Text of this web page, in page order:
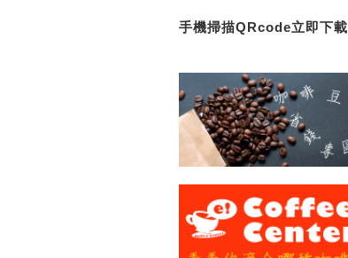
手機掃描QRcode立即下載